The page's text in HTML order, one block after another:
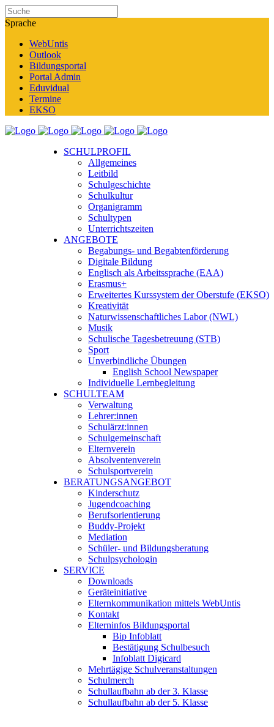
Sprache
WebUntis
Outlook
Bildungsportal
Portal Admin
Eduvidual
Termine
EKSO
SCHULPROFIL
Allgemeines
Leitbild
Schulgeschichte
Schulkultur
Organigramm
Schultypen
Unterrichtszeiten
ANGEBOTE
Begabungs- und Begabtenförderung
Digitale Bildung
Englisch als Arbeitssprache (EAA)
Erasmus+
Erweitertes Kurssystem der Oberstufe (EKSO)
Kreativität
Naturwissenschaftliches Labor (NWL)
Musik
Schulische Tagesbetreuung (STB)
Sport
Unverbindliche Übungen
English School Newspaper
Individuelle Lernbegleitung
SCHULTEAM
Verwaltung
Lehrer:innen
Schulärzt:innen
Schulgemeinschaft
Elternverein
Absolventenverein
Schulsportverein
BERATUNGSANGEBOT
Kinderschutz
Jugendcoaching
Berufsorientierung
Buddy-Projekt
Mediation
Schüler- und Bildungsberatung
Schulpsychologin
SERVICE
Downloads
Geräteinitiative
Elternkommunikation mittels WebUntis
Kontakt
Elterninfos Bildungsportal
Bip Infoblatt
Bestätigung Schulbesuch
Infoblatt Digicard
Mehrtägige Schulveranstaltungen
Schulmerch
Schullaufbahn ab der 3. Klasse
Schullaufbahn ab der 5. Klasse